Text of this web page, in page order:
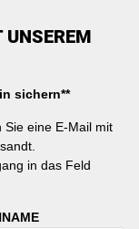
sichern**
Sie eine E-Mail mit
in das Feld